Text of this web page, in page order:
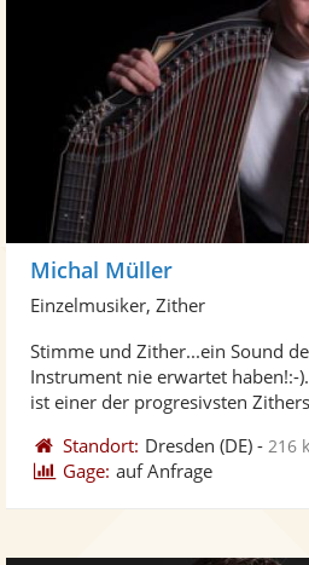
Michal Müller
Einzelmusiker, Zither
Stimme und Zither...ein Sound
Instrument nie erwartet
ist einer der progresivsten
Standort: Dresden (DE) - 216
Gage: auf Anfrage